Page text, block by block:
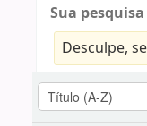
Sua
Desculpe,